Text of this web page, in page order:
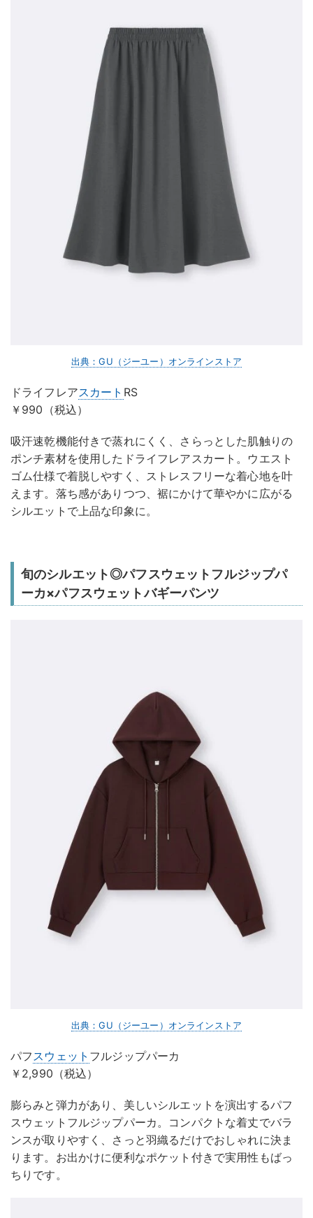
出典：GU（ジーユー）オンラインストア
ドライフレアスカート RS
￥990（税込）
吸汗速乾機能付きで蒸れにくく、さらっとした肌触りの
ポンチ素材を使用したドライフレアスカート。ウエスト
ゴム仕様で着脱しやすく、ストレスフリーな着心地を叶
えます。落ち感がありつつ、裾にかけて華やかに広がる
シルエットで上品な印象に。
旬のシルエット◎パフスウェットフルジップパ
ーカ×パフスウェットバギーパンツ
出典：GU（ジーユー）オンラインストア
パフスウェット フルジップパーカ
￥2,990（税込）
膨らみと弾力があり、美しいシルエットを演出するパフ
スウェットフルジップパーカ。コンパクトな着丈でバラ
ンスが取りやすく、さっと羽織るだけでおしゃれに決ま
ります。お出かけに便利なポケット付きで実用性もばっ
ちりです。